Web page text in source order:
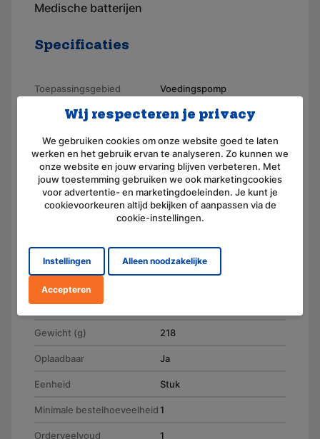
Medische batterijen
Specificaties
Toepassingsgebied Voedingspomp
AKKUmed
Geschikt voor merk Sherwood
Artikelnummer 110346
Aansluiting Connector
4,8
Chemie Nikkel-Metaal-Hydride
Afmeting
Gewicht (g) 218
Oplaadbaar Ja
Eenheid Stuk
Minimale bestelhoeveelheid1
Orderveelvoud 1
Wij respecteren je privacy
We gebruiken cookies om onze website goed te laten
werken en het gebruik ervan te analyseren. Zo kunnen we
onze website en jouw ervaring blijven verbeteren. Met
jouw toestemming gebruiken we ook marketingcookies
voor advertentie- en marketingdoeleinden. Je kunt je
cookievoorkeuren altijd bekijken of aanpassen via de
cookie-instellingen.
Instellingen Alleen noodzakelijke
Accepteren